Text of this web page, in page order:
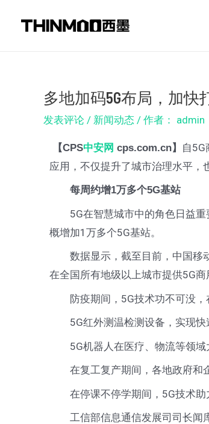
多地加码5G布局，加快
发表评论 / 新闻动态 / 作者： admin
【CPS中安网 cps.com.cn】
自
应用，不仅提升了城市治理水平，
每周约增1万多个5G基站
5G在智慧城市中的角色日益重
概增加1万多个5G基站。
数据显示，截至目前，中国移动
在全国所有地级以上城市提供5G
防疫期间，5G技术功不可没，
5G红外测温检测设备，实现快
5G机器人在医疗、物流等领域
在复工复产期间，各地政府和企
在停课不停学期间，5G技术助力
工信部信息通信发展司司长闻库
navigation